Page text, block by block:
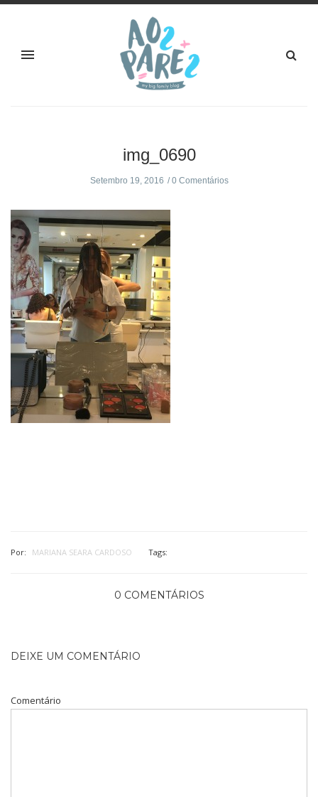
img_0690
Setembro 19, 2016 0 Comentários
Por: MARIANA SEARA CARDOSO Tags:
0 COMENTÁRIOS
DEIXE UM COMENTÁRIO
Comentário